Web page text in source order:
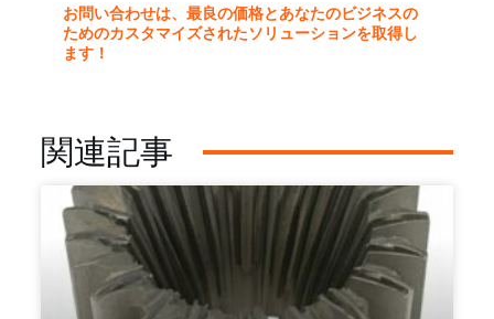
お問い合わせは、最良の価格とあなたのビジネスの
ためのカスタマイズされたソリューションを取得し
ます！
関連記事